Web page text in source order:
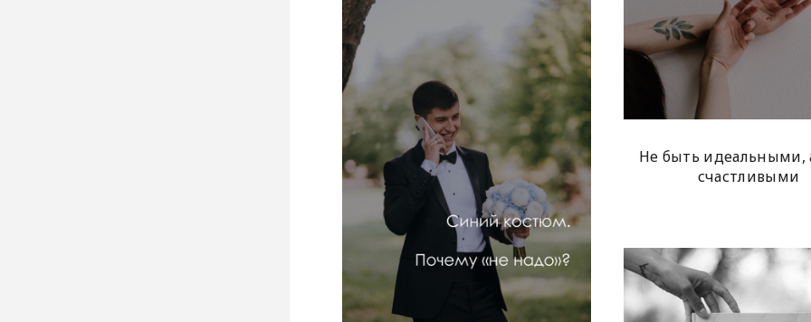
Не быть идеальными,
счастливыми